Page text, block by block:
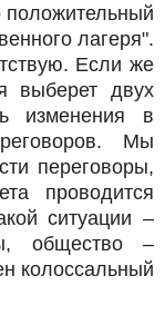
положительный
лагеря".
Если же
выберет двух
изменения в
Мы
переговоры,
проводится
ситуации –
общество –
колоссальный